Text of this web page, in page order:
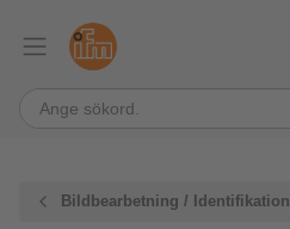
Bildbearbetning / Identifikation